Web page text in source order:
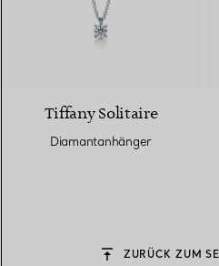
Tiffany Solitaire
Diamantanhänger
ZURÜCK ZUM